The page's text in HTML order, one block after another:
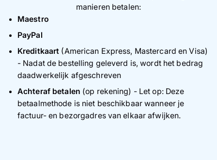
manieren betalen:
Maestro
PayPal
Kreditkaart (American Express, Mastercard en Visa)
- Nadat de bestelling geleverd is, wordt het bedrag
daadwerkelijk afgeschreven
Achteraf betalen (op rekening) - Let op: Deze
betaalmethode is niet beschikbaar wanneer je
factuur- en bezorgadres van elkaar afwijken.